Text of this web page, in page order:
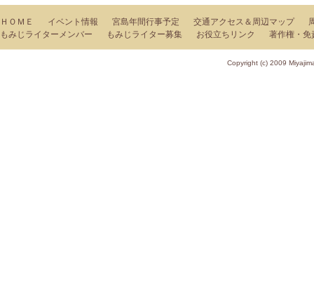
ＨＯＭＥ イベント情報 宮島年間行事予定 交通アクセス＆周辺マップ
もみじライターメンバー
もみじライター募集 お役立ちリンク 著作権・免
Copyright (c) 2009